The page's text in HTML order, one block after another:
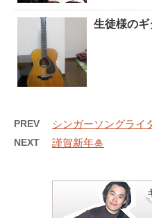
生徒様の
PREV シンガーソングライ
NEXT 謹賀新年🎍